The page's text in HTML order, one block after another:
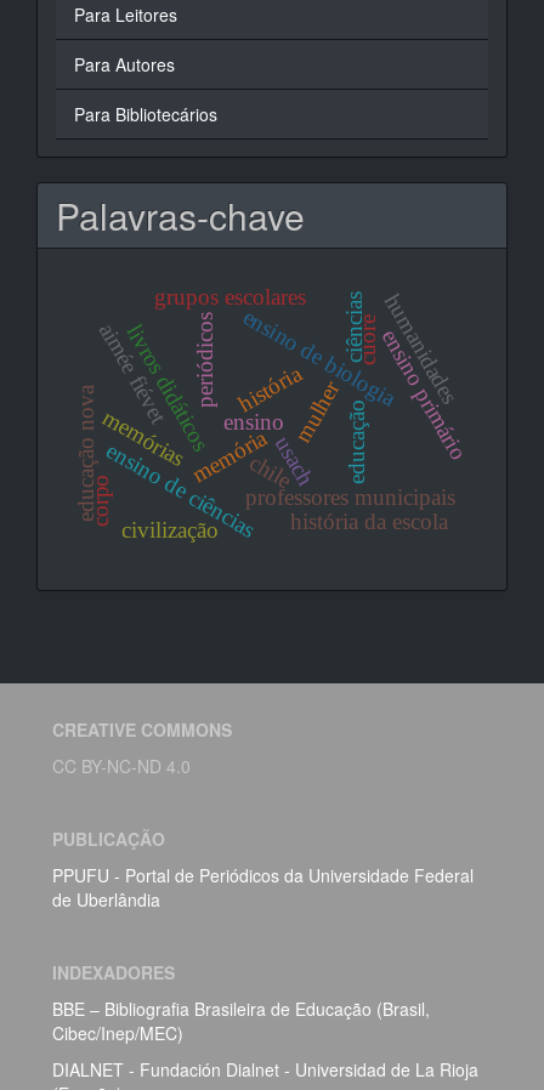
Para Leitores
Para Autores
Para Bibliotecários
Palavras-chave
história
educação
ensino
periódicos
memória
ensino de ciências
ensino de biologia
livros didáticos
professores municipais
aimée fiévet mulher ensino primário
educação nova
ciências
grupos escolares
memórias
humanidades
chile
usach
história da escola
cuore
civilização
corpo
CREATIVE COMMONS
CC BY-NC-ND 4.0
PUBLICAÇÃO
PPUFU - Portal de Periódicos da Universidade Federal
de Uberlândia
INDEXADORES
BBE – Bibliografia Brasileira de Educação (Brasil,
Cibec/Inep/MEC)
DIALNET - Fundación Dialnet - Universidad de La Rioja